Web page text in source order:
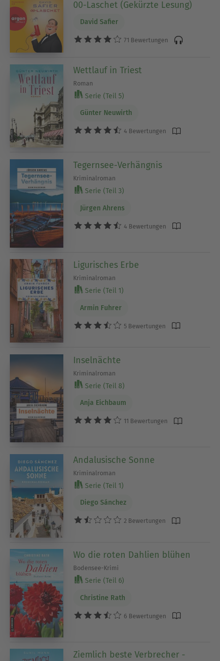
00-Laschet (Gekürzte Lesung)
David Safier
71 Bewertungen
Wettlauf in Triest
Roman
Serie (Teil 5)
Günter Neuwirth
4 Bewertungen
Tegernsee-Verhängnis
Kriminalroman
Serie (Teil 3)
Jürgen Ahrens
4 Bewertungen
Ligurisches Erbe
Kriminalroman
Serie (Teil 1)
Armin Fuhrer
5 Bewertungen
Inselnächte
Kriminalroman
Serie (Teil 8)
Anja Eichbaum
11 Bewertungen
Andalusische Sonne
Kriminalroman
Serie (Teil 1)
Diego Sánchez
2 Bewertungen
Wo die roten Dahlien blühen
Bodensee-Krimi
Serie (Teil 6)
Christine Rath
6 Bewertungen
Ziemlich beste Verbrecher -